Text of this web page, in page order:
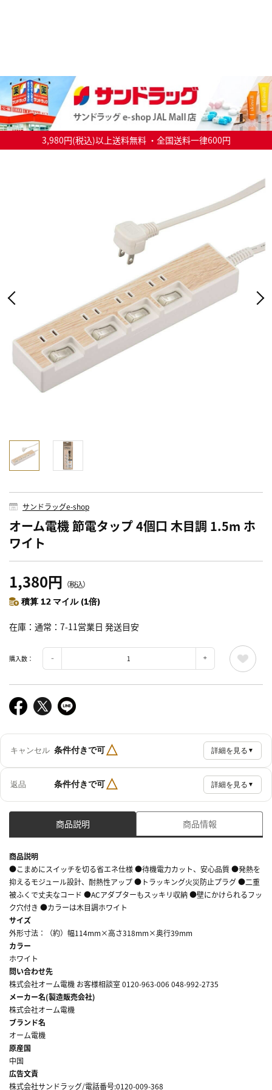
3,980円(税込)以上送料無料 ・全国送料一律600円
サンドラッグe-shop
オーム電機 節電タップ 4個口 木目調 1.5m ホ
ワイト
1,380円 （税込）
積算 12 マイル (1倍)
在庫 通常：7-11営業日 発送目安
購入数：
キャンセル 条件付きで可△ 詳細を見る ▼
返品 条件付きで可△ 詳細を見る ▼
商品説明 商品情報
商品説明
●こまめにスイッチを切る省エネ仕様 ●待機電力カット、安心品質 ●発熱を
抑えるモジュール設計、耐熱性アップ ●トラッキング火災防止プラグ ●二重
被ふくで丈夫なコード ●ACアダプターもスッキリ収納 ●壁にかけられるフッ
ク穴付き ●カラーは木目調ホワイト
サイズ
外形寸法：（約）幅114mm×高さ318mm×奥行39mm
カラー
ホワイト
問い合わせ先
株式会社オーム電機 お客様相談室 0120-963-006 048-992-2735
メーカー名(製造販売会社)
株式会社オーム電機
ブランド名
オーム電機
原産国
中国
広告文責
株式会社サンドラッグ/電話番号:0120-009-368